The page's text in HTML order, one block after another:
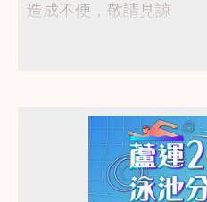
造成不便，敬請見諒
謝謝大家的支持與體諒